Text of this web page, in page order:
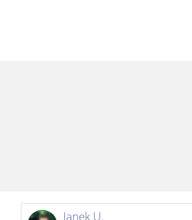
Janek U.